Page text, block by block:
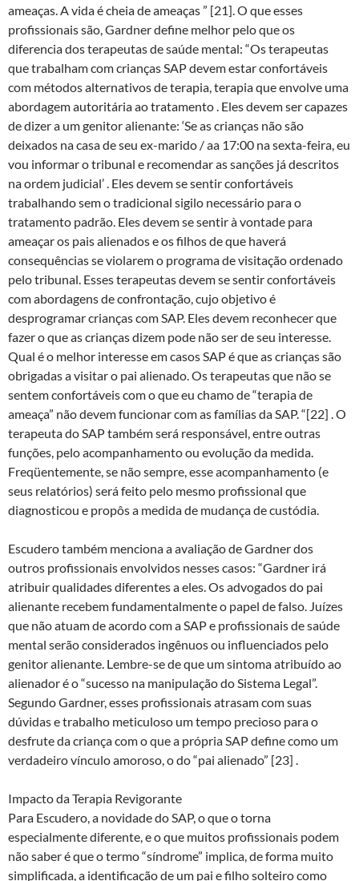
ameaças. A vida é cheia de ameaças ” [21]. O que esses
profissionais são, Gardner define melhor pelo que os
diferencia dos terapeutas de saúde mental: “Os terapeutas
que trabalham com crianças SAP devem estar confortáveis ​​
com métodos alternativos de terapia, terapia que envolve uma
abordagem autoritária ao tratamento . Eles devem ser capazes
de dizer a um genitor alienante: ‘Se as crianças não são
deixados na casa de seu ex-marido / aa 17:00 na sexta-feira, eu
vou informar o tribunal e recomendar as sanções já descritos
na ordem judicial’ . Eles devem se sentir confortáveis ​​
trabalhando sem o tradicional sigilo necessário para o
tratamento padrão. Eles devem se sentir à vontade para
ameaçar os pais alienados e os filhos de que haverá
consequências se violarem o programa de visitação ordenado
pelo tribunal. Esses terapeutas devem se sentir confortáveis ​​
com abordagens de confrontação, cujo objetivo é
desprogramar crianças com SAP. Eles devem reconhecer que
fazer o que as crianças dizem pode não ser de seu interesse.
Qual é o melhor interesse em casos SAP é que as crianças são
obrigadas a visitar o pai alienado. Os terapeutas que não se
sentem confortáveis ​​com o que eu chamo de “terapia de
ameaça” não devem funcionar com as famílias da SAP. “[22] . O
terapeuta do SAP também será responsável, entre outras
funções, pelo acompanhamento ou evolução da medida.
Freqüentemente, se não sempre, esse acompanhamento (e
seus relatórios) será feito pelo mesmo profissional que
diagnosticou e propôs a medida de mudança de custódia.
Escudero também menciona a avaliação de Gardner dos
outros profissionais envolvidos nesses casos: “Gardner irá
atribuir qualidades diferentes a eles. Os advogados do pai
alienante recebem fundamentalmente o papel de falso. Juízes
que não atuam de acordo com a SAP e profissionais de saúde
mental serão considerados ingênuos ou influenciados pelo
genitor alienante. Lembre-se de que um sintoma atribuído ao
alienador é o “sucesso na manipulação do Sistema Legal”.
Segundo Gardner, esses profissionais atrasam com suas
dúvidas e trabalho meticuloso um tempo precioso para o
desfrute da criança com o que a própria SAP define como um
verdadeiro vínculo amoroso, o do “pai alienado” [23] .
Impacto da Terapia Revigorante
Para Escudero, a novidade do SAP, o que o torna
especialmente diferente, e o que muitos profissionais podem
não saber é que o termo “síndrome” implica, de forma muito
simplificada, a identificação de um pai e filho solteiro como